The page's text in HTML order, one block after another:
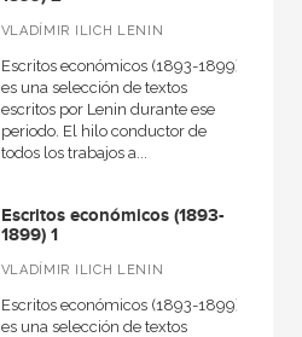
VLADÍMIR ILICH LENIN
Escritos económicos (1893-1899)
es una selección de textos
escritos por Lenin durante ese
periodo. El hilo conductor de
todos los trabajos a...
Escritos económicos (1893-
1899) 1
VLADÍMIR ILICH LENIN
Escritos económicos (1893-1899)
es una selección de textos